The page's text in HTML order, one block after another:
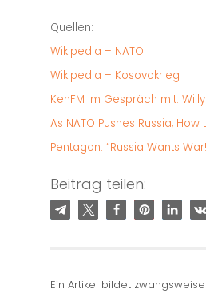
Quellen:
Wikipedia – NATO
Wikipedia – Kosovokrieg
KenFM im Gespräch mit:
As NATO Pushes Russia,
Pentagon: “Russia Wants
Beitrag teilen:
Ein Artikel bildet